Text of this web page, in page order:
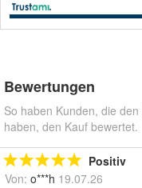
Bewertungen
So haben Kunden, die
haben, den Kauf bewertet.
Positiv
Von: o***h 19.07.26